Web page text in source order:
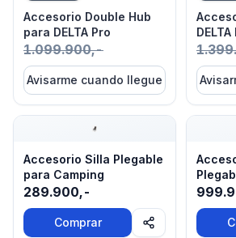
Accesorio Double Hub
para DELTA Pro
1.099.900,-
Avisarme cuando llegue
Accesorio Silla Plegable para
Accesorio Silla Plegable
para Camping
289.900,-
Comprar